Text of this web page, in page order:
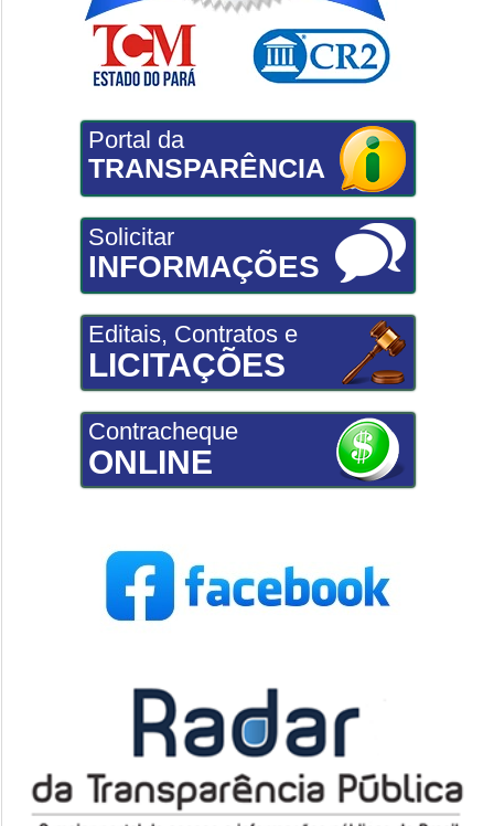
Portal da
TRANSPARÊNCIA
Solicitar
INFORMAÇÕES
Editais, Contratos e
LICITAÇÕES
Contracheque
ONLINE